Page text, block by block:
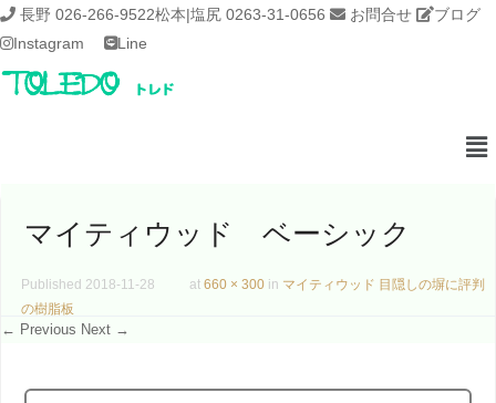
長野 026-266-9522松本|塩尻 0263-31-0656 お問合せ
ブログ
Instagram
Line
マイティウッド ベーシック
Published 2018-11-28 at 660 × 300 in マイティウッド 目隠しの塀に評判
の樹脂板
← Previous Next →